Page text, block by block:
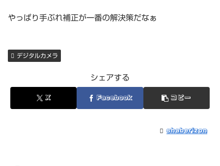
やっぱり手ぶれ補正が一番の解決策だなぁ
デジタルカメラ
シェアする
X Facebook コピー
shaberizon